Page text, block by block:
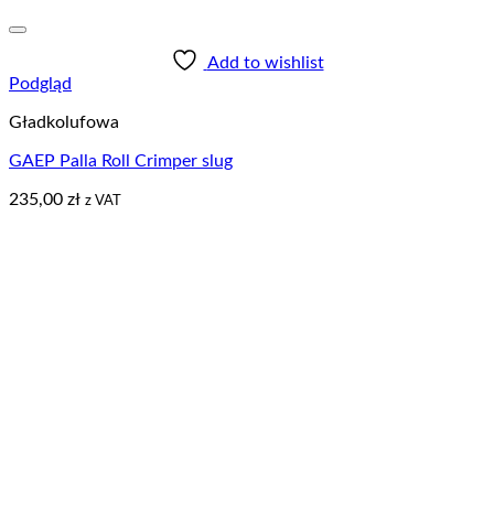
Add to wishlist
Podgląd
Gładkolufowa
GAEP Palla Roll Crimper slug
235,00 zł z VAT